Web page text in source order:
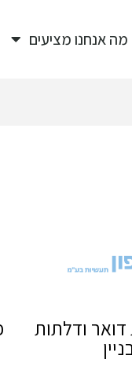
מה אנחנו מציעים
דואר ודלתות